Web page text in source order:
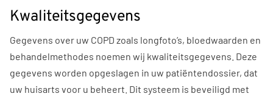
Kwaliteitsgegevens
Gegevens over uw COPD zoals longfoto’s, bloedwaarden en
behandelmethodes noemen wij kwaliteitsgegevens. Deze
gegevens worden opgeslagen in uw patiëntendossier, dat
uw huisarts voor u beheert. Dit systeem is beveiligd met